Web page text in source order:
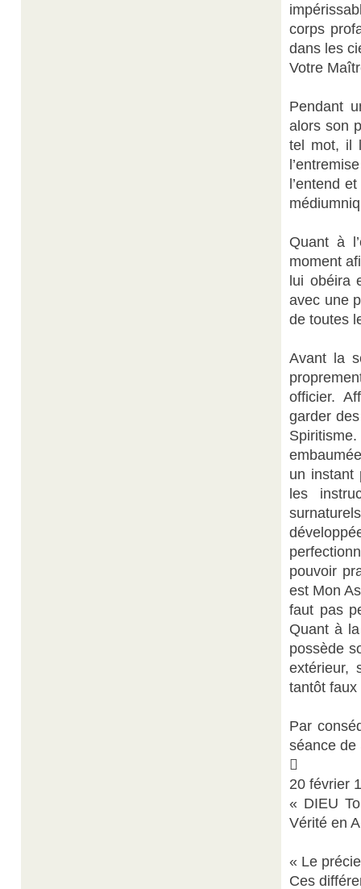
corps
dans les
Votre
Pendant
alors son
tel mot, il
l’entend
Quant à
moment
lui obéira
avec une
de toutes
Avant la
officier.
garder
un instant
les
pouvoir
est Mon
faut pas
Quant à
possède
extérieur,
tantôt faux
Par
séance de

20 février
« DIEU
Vérité en
« Le
Ces